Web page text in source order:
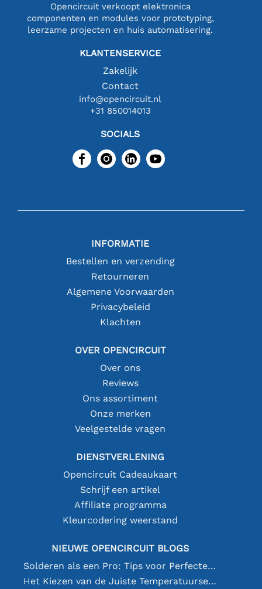
Opencircuit verkoopt elektronica
componenten en modules voor prototyping,
leerzame projecten en huis automatisering.
KLANTENSERVICE
Zakelijk
Contact
info@opencircuit.nl
+31 850014013
SOCIALS
INFORMATIE
Bestellen en verzending
Retourneren
Algemene Voorwaarden
Privacybeleid
Klachten
OVER OPENCIRCUIT
Over ons
Reviews
Ons assortiment
Onze merken
Veelgestelde vragen
DIENSTVERLENING
Opencircuit Cadeaukaart
Schrijf een artikel
Affiliate programma
Kleurcodering weerstand
NIEUWE OPENCIRCUIT BLOGS
Solderen als een Pro: Tips voor Perfecte Elektronische Verbindingen
Het Kiezen van de Juiste Temperatuursensor [youtube]